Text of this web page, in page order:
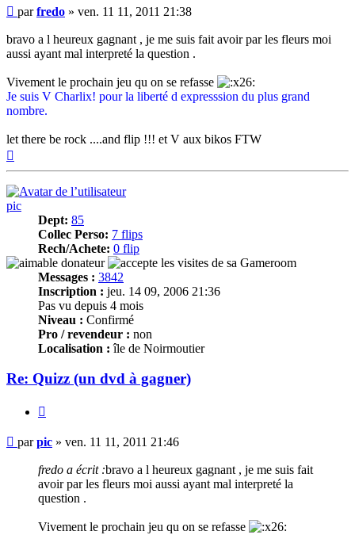
Message
parfredo » ven. 11 11, 2011 21:38
bravo a l heureux gagnant , je me suis fait avoir par les fleurs moi
aussi ayant mal interpreté la question .
Vivement le prochain jeu qu on se refasse
Je suis V Charlix! pour la liberté d expresssion du plus grand
nombre.
let there be rock ....and flip !!! et V aux bikos FTW
pic
Dept: 85
Collec Perso: 7 flips
Rech/Achete: 0 flip
Messages : 3842
Inscription : jeu. 14 09, 2006 21:36
Pas vu depuis 4 mois
Niveau : Confirmé
Pro / revendeur : non
Localisation : île de Noirmoutier
Re: Quizz (un dvd à gagner)
Message
parpic » ven. 11 11, 2011 21:46
fredo a écrit :bravo a l heureux gagnant , je me suis fait
avoir par les fleurs moi aussi ayant mal interpreté la
question .
Vivement le prochain jeu qu on se refasse